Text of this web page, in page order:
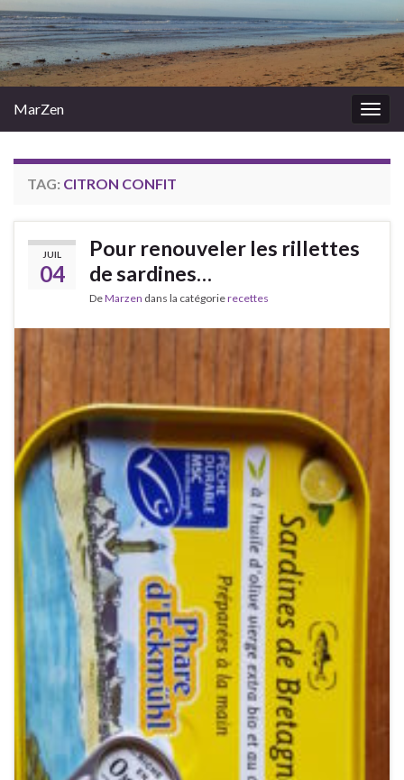
MarZen
TAG: CITRON CONFIT
JUIL
04
Pour renouveler les rillettes
de sardines…
DeMarzen dans la catégorierecettes